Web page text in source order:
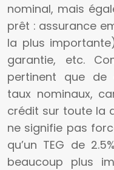
nominal, mais
prêt : assurance
la plus
garantie, etc.
pertinent que de
taux nominaux,
crédit sur toute la
ne signifie pas
qu’un TEG de
beaucoup plus